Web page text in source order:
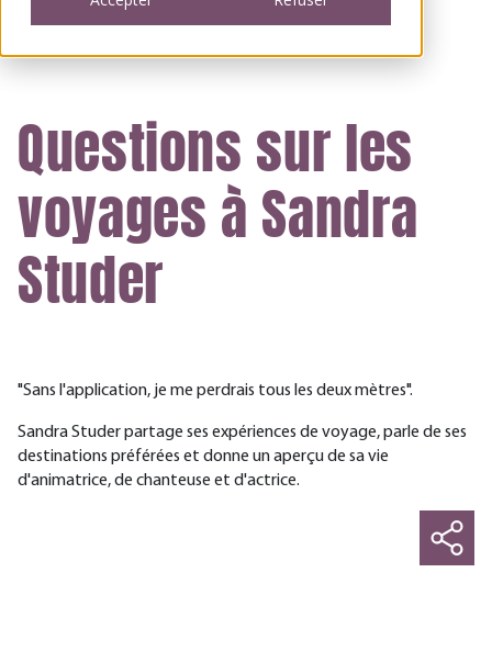
Questions sur les
voyages à Sandra
Studer
"Sans l'application, je me perdrais tous les deux mètres".
Sandra Studer partage ses expériences de voyage, parle de ses
destinations préférées et donne un aperçu de sa vie
d'animatrice, de chanteuse et d'actrice.